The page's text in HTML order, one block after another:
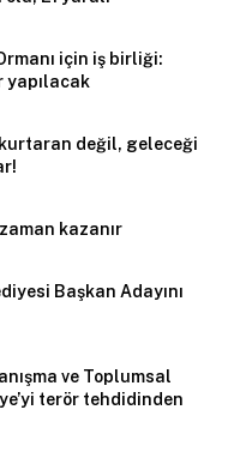
için iş birliği:
yapılacak
kurtaran değil, geleceği
kazanır
Başkan Adayını
ve Toplumsal
terör tehdidinden